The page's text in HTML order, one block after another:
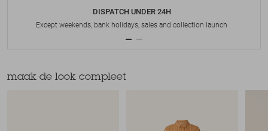
DISPATCH UNDER 24H
Except weekends, bank holidays, sales and collection launch
maak de look compleet